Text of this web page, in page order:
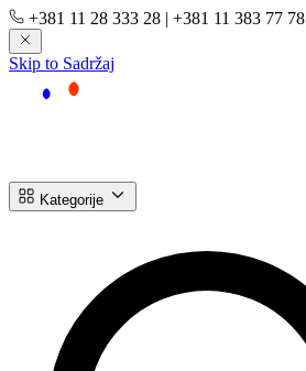
+381 11 28 333 28 | +381 11 383 77 78
Skip to Sadržaj
Kategorije